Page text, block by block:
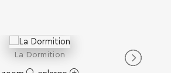
La Dormition